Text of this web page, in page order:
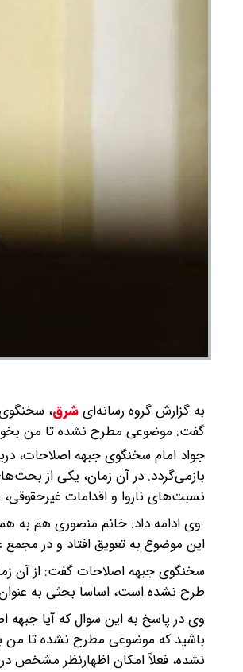
به گزارش گروه رسانه‌ایشرق،
گفت: موضوعی مطرح نشده تا من
جواد امام سخنگوی جبهه اصلاحات،
بازمی‌گردد. در آن زمان، یکی از
نسبت‌های ناروا و اقدامات
وی ادامه داد: خانم منصوری هم به
این موضوع به تعویق افتاد و در
سخنگوی جبهه اصلاحات گفت: از آن
طرح نشده است، اساسا بحثی به
وی در پاسخ به این سوال که آیا
باشید که موضوعی مطرح نشده تا من
نشده، فعلاً امکان اظهارنظر مشخص